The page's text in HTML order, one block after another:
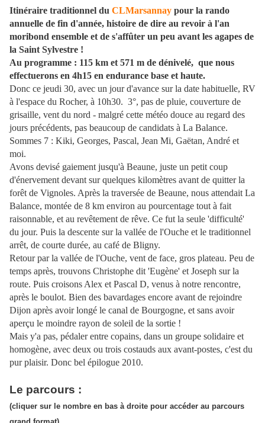
Itinéraire traditionnel du CLMarsannay pour la rando
annuelle de fin d'année, histoire de dire au revoir à l'an
moribond ensemble et de s'affûter un peu avant les agapes de
la Saint Sylvestre !
Au programme : 115 km et 571 m de dénivelé, que nous
effectuerons en 4h15 en endurance base et haute.
Donc ce jeudi 30, avec un jour d'avance sur la date habituelle, RV
à l'espace du Rocher, à 10h30. 3°, pas de pluie, couverture de
grisaille, vent du nord - malgré cette météo douce au regard des
jours précédents, pas beaucoup de candidats à La Balance.
Sommes 7 : Kiki, Georges, Pascal, Jean Mi, Gaëtan, André et
moi.
Avons devisé gaiement jusqu'à Beaune, juste un petit coup
d'énervement devant sur quelques kilomètres avant de quitter la
forêt de Vignoles. Après la traversée de Beaune, nous attendait La
Balance, montée de 8 km environ au pourcentage tout à fait
raisonnable, et au revêtement de rêve. Ce fut la seule 'difficulté'
du jour. Puis la descente sur la vallée de l'Ouche et le traditionnel
arrêt, de courte durée, au café de Bligny.
Retour par la vallée de l'Ouche, vent de face, gros plateau. Peu de
temps après, trouvons Christophe dit 'Eugène' et Joseph sur la
route. Puis croisons Alex et Pascal D, venus à notre rencontre,
après le boulot. Bien des bavardages encore avant de rejoindre
Dijon après avoir longé le canal de Bourgogne, et sans avoir
aperçu le moindre rayon de soleil de la sortie !
Mais y'a pas, pédaler entre copains, dans un groupe solidaire et
homogène, avec deux ou trois costauds aux avant-postes, c'est du
pur plaisir. Donc bel épilogue 2010.
Le parcours :
(cliquer sur le nombre en bas à droite pour accéder au parcours